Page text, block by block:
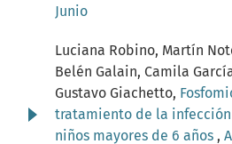
Junio
Luciana Robino, Martín
Belén Galain, Camila
Gustavo Giachetto,
tratamiento de la
niños mayores de 6 años ,